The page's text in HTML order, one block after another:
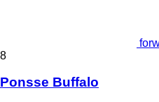
8
Ponsse Buffalo